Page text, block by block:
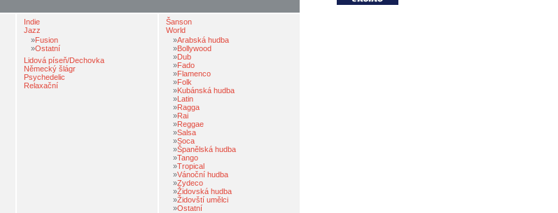
Indie
Jazz
»Fusion
»Ostatní
Lidová píseň/Dechovka
Německý šlágr
Psychedelic
Relaxační
Šanson
World
»Arabská hudba
»Bollywood
»Dub
»Fado
»Flamenco
»Folk
»Kubánská hudba
»Latin
»Ragga
»Rai
»Reggae
»Salsa
»Soca
»Španělská hudba
»Tango
»Tropical
»Vánoční hudba
»Zydeco
»Židovská hudba
»Židovští umělci
»Ostatní